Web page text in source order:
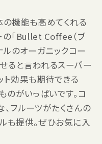
の機能も高めてくれる
の「Bullet Coffee（ブ
ルのオーガニックコー
ると言われるスーパー
ト効果も期待できる
のがいっぱいです。コ
フルーツがたくさんの
も提供。ぜひお気に入